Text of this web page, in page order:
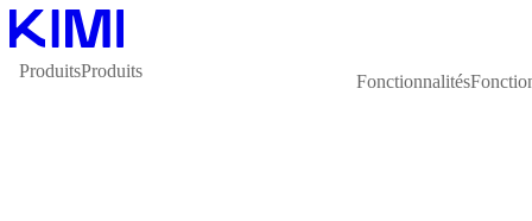
ProduitsProduits
Fonctionnalités